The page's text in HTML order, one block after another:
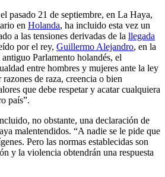
pasado 21 de septiembre, en La Haya,
en Holanda, ha incluido esta vez un
a las tensiones derivadas de la llegada
por el rey, Guillermo Alejandro, en la
Parlamento holandés, el
entre hombres y mujeres ante la ley
de raza, creencia o bien
que debe respetar y acatar cualquiera
país”.
no obstante, una declaración de
malentendidos. “A nadie se le pide que
Pero las normas establecidas son
y la violencia obtendrán una respuesta